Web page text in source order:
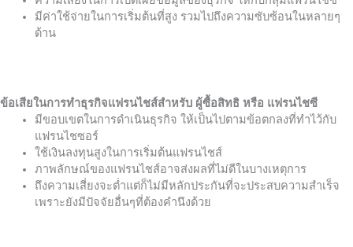
มีค่าใช้จ่ายในการเริ่มต้นที่สูง รวมไปถึงความซับซ้อนในหลายๆ
ด้าน
ข้อเสียในการทำธุรกิจแฟรนไชส์สำหรับ ผู้ซื้อสิทธิ หรือ แฟรนไชซี
มีขอบเขตในการดำเนินธุรกิจ ให้เป็นไปตามข้อตกลงที่ทำไว้กับ
แฟรนไชซอร์
ใช้เงินลงทุนสูงในการเริ่มต้นแฟรนไชส์
ภาพลักษณ์ของแฟรนไชส์อาจส่งผลที่ไม่ดีในบางเหตุการ
ถึงความเสี่ยงจะต่ำแต่ก็ไม่มีหลักประกันที่จะประสบความสำเร็จ
เพราะยังมีปัจจัยอื่นๆที่ต้องคำนึงด้วย